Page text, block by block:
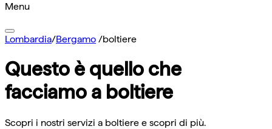
Menu
Lombardia/Bergamo /boltiere
Questo è quello che
facciamo a boltiere
Scopri i nostri servizi a boltiere e scopri di più.